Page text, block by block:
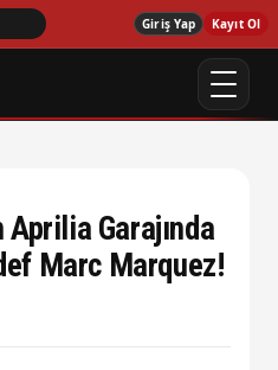
Giriş Yap Kayıt Ol
Garajında
Marc Marquez!